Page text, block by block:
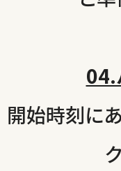
04.
開始時刻に